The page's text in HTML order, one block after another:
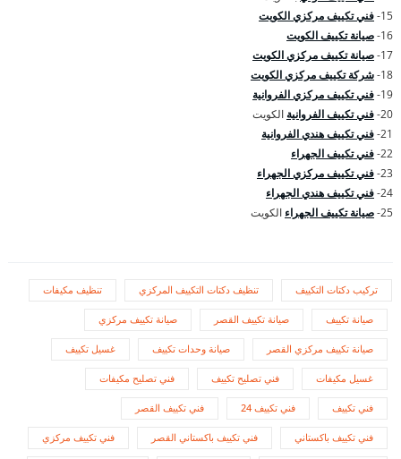
15- فني تكييف مركزي الكويت
16- صيانة تكييف الكويت
17- صيانة تكييف مركزي الكويت
18- شركة تكييف مركزي الكويت
19- فني تكييف مركزي الفروانية
20- فني تكييف الفروانية الكويت
21- فني تكييف هندي الفروانية
22- فني تكييف الجهراء
23- فني تكييف مركزي الجهراء
24- فني تكييف هندي الجهراء
25- صيانة تكييف الجهراء الكويت
تركيب دكتات التكييف تنظيف دكتات التكييف المركزي تنظيف مكيفات
صيانة تكييف صيانة تكييف القصر صيانة تكييف مركزي
صيانة تكييف مركزي القصر صيانة وحدات تكييف غسيل تكييف
غسيل مكيفات فني تصليح تكييف فني تصليح مكيفات
فني تكييف فني تكييف 24 فني تكييف القصر
فني تكييف باكستاني فني تكييف باكستاني القصر فني تكييف مركزي